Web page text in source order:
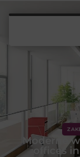
Moderne
offices